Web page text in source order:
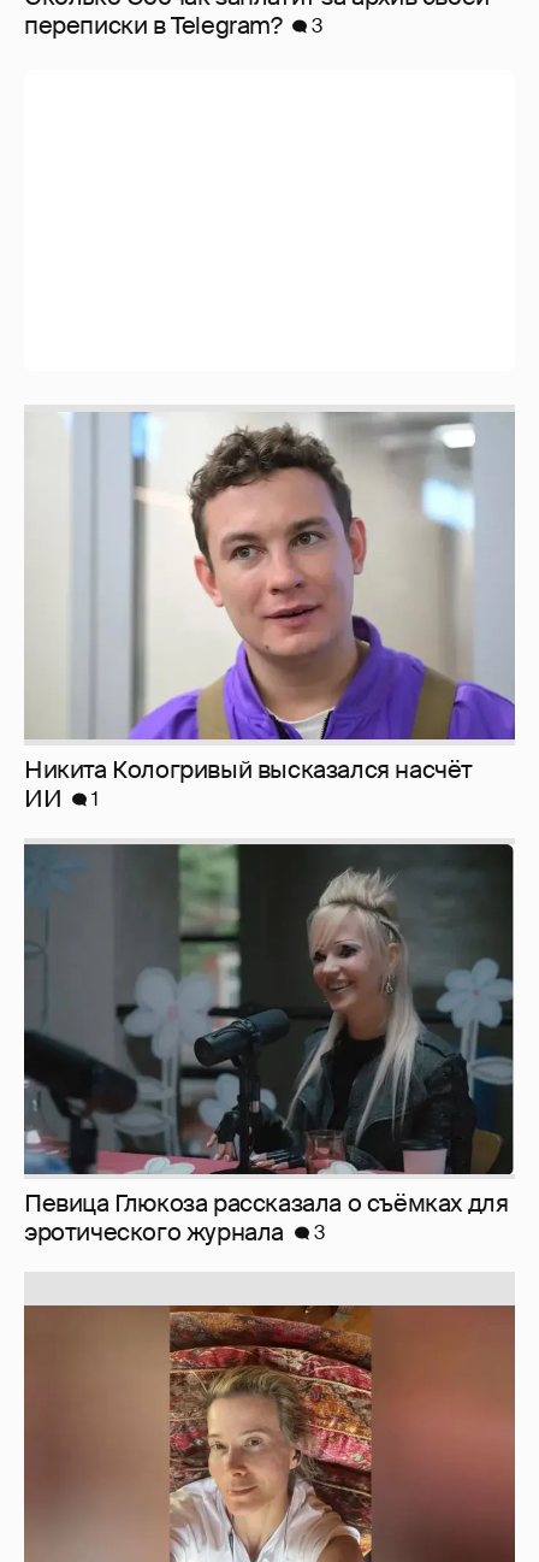
перeписки в Telegram?
3
Никита Кологривый высказался насчёт
Певица Глюкоза рассказала о съёмках для
эротического журнала
3
Юлия Высоцкая выложила селфи без